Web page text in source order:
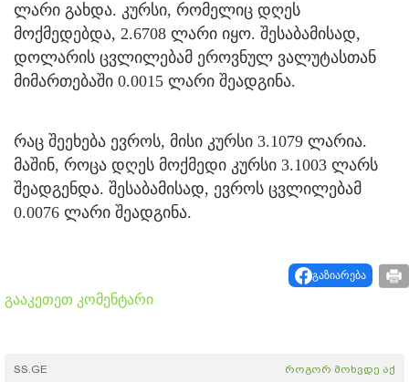
ლარი გახდა. კურსი, რომელიც დღეს
მოქმედებდა, 2.6708 ლარი იყო. შესაბამისად,
დოლარის ცვლილებამ ეროვნულ ვალუტასთან
მიმართებაში 0.0015 ლარი შეადგინა.
რაც შეეხება ევროს, მისი კურსი 3.1079 ლარია.
მაშინ, როცა დღეს მოქმედი კურსი 3.1003 ლარს
შეადგენდა. შესაბამისად, ევროს ცვლილებამ
0.0076 ლარი შეადგინა.
გაზიარება
გააკეთეთ კომენტარი
SS.GE როგორ მოხვდე აქ